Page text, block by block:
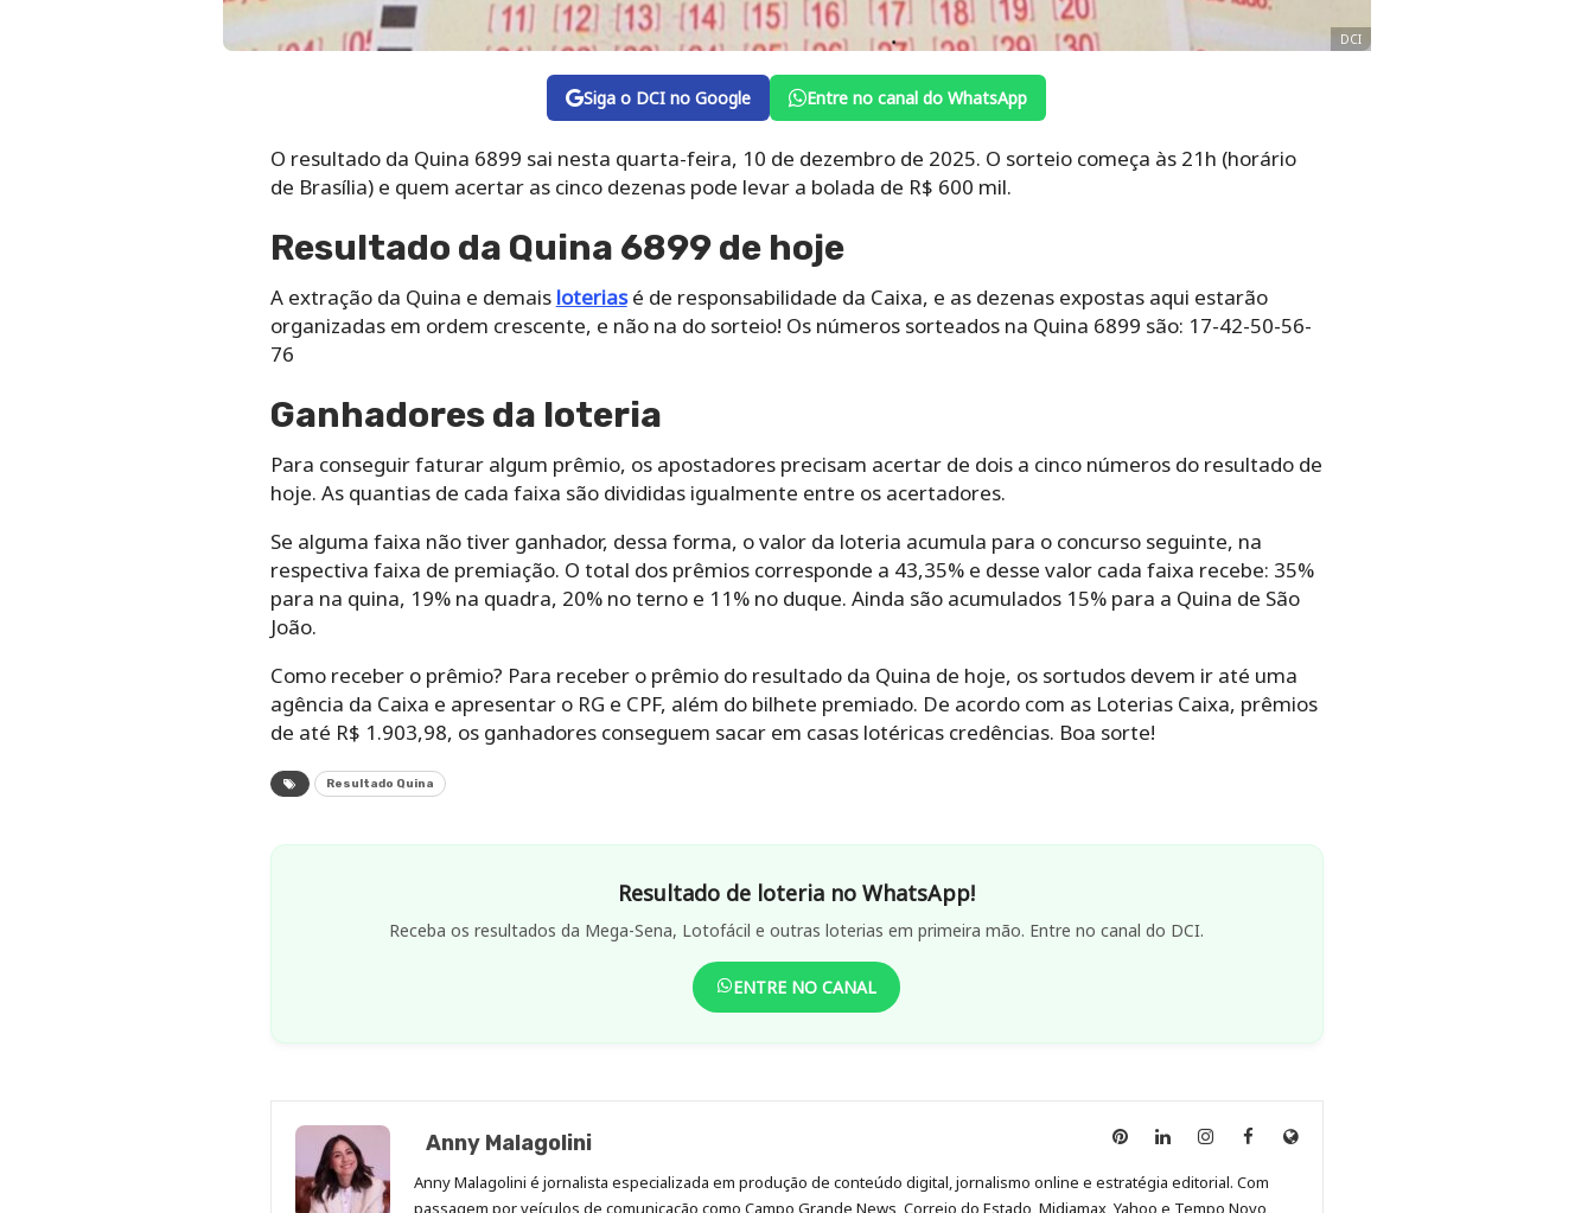
DCI
Siga o DCI no Google Entre no canal do WhatsApp
O resultado da Quina 6899 sai nesta quarta-feira, 10 de dezembro de 2025. O sorteio começa às 21h (horário
de Brasília) e quem acertar as cinco dezenas pode levar a bolada de R$ 600 mil.
Resultado da Quina 6899 de hoje
A extração da Quina e demais loteriasé de responsabilidade da Caixa, e as dezenas expostas aqui estarão
organizadas em ordem crescente, e não na do sorteio! Os números sorteados na Quina 6899 são: 17-42-50-56-
76
Ganhadores da loteria
Para conseguir faturar algum prêmio, os apostadores precisam acertar de dois a cinco números do resultado de
hoje. As quantias de cada faixa são divididas igualmente entre os acertadores.
Se alguma faixa não tiver ganhador, dessa forma, o valor da loteria acumula para o concurso seguinte, na
respectiva faixa de premiação. O total dos prêmios corresponde a 43,35% e desse valor cada faixa recebe: 35%
para na quina, 19% na quadra, 20% no terno e 11% no duque. Ainda são acumulados 15% para a Quina de São
João.
Como receber o prêmio? Para receber o prêmio do resultado da Quina de hoje, os sortudos devem ir até uma
agência da Caixa e apresentar o RG e CPF, além do bilhete premiado. De acordo com as Loterias Caixa, prêmios
de até R$ 1.903,98, os ganhadores conseguem sacar em casas lotéricas credências. Boa sorte!
Resultado Quina
Resultado de loteria no WhatsApp!
Receba os resultados da Mega-Sena, Lotofácil e outras loterias em primeira mão. Entre no canal do DCI.
ENTRE NO CANAL
Anny Malagolini
Anny
no
Anny
no
Anny
no
Anny
no
Site
Anny Malagolini é jornalista especializada em produção de conteúdo digital, jornalismo online e estratégia editorial. Com